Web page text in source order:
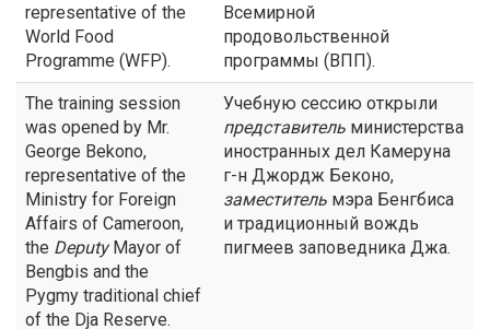
representative of the
World Food
Programme (WFP).
Всемирной
продовольственной
программы (ВПП).
The training session
was opened by Mr.
George Bekono,
representative of the
Ministry for Foreign
Affairs of Cameroon,
the DeputyMayor of
Bengbis and the
Pygmy traditional chief
of the Dja Reserve.
Учебную сессию открыли
представитель министерства
иностранных дел Камеруна
г-н Джордж Беконо,
заместитель мэра Бенгбиса
и традиционный вождь
пигмеев заповедника Джа.